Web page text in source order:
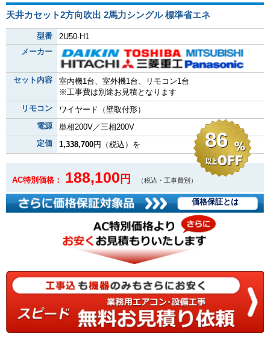
天井カセット2方向吹出 2馬力シングル 標準省エネ
型番
2U50-H1
メーカー
セット内容
室内機1台、室外機1台、リモコン1台
※工事費は別途お見積となります
リモコン
ワイヤード（壁取付形）
電源
単相200V／三相200V
定価
1,338,700円（税込）を 86
AC特別価格： 188,100 円 （税込・工事費別）
価格保証とは